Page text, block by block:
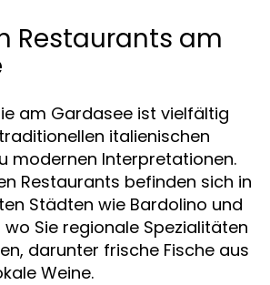
Restaurants am
am Gardasee ist vielfältig
italienischen
modernen Interpretationen.
Restaurants befinden sich in
Städten wie Bardolino und
wo Sie regionale Spezialitäten
darunter frische Fische aus
Weine.